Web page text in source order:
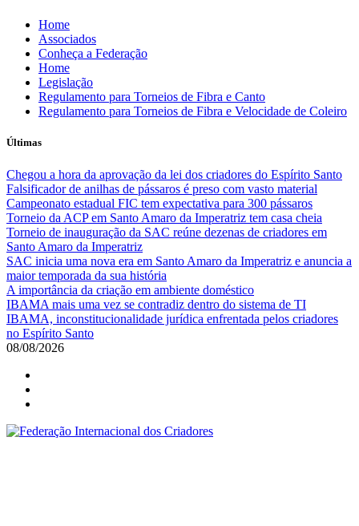
Skip
content
Home
Associados
Conheça a Federação
Home
Legislação
Regulamento para Torneios de Fibra e Canto
Regulamento para Torneios de Fibra e Velocidade de Coleiro
Últimas
Chegou a hora da aprovação da lei dos criadores do Espírito Santo
Falsificador de anilhas de pássaros é preso com vasto material
Campeonato estadual FIC tem expectativa para 300 pássaros
Torneio da ACP em Santo Amaro da Imperatriz tem casa cheia
Torneio de inauguração da SAC reúne dezenas de criadores em
Santo Amaro da Imperatriz
SAC inicia uma nova era em Santo Amaro da Imperatriz e anuncia a
maior temporada da sua história
A importância da criação em ambiente doméstico
IBAMA mais uma vez se contradiz dentro do sistema de TI
IBAMA, inconstitucionalidade jurídica enfrentada pelos criadores
no Espírito Santo
08/08/2026